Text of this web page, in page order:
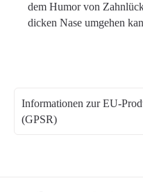
dem Humor von
dicken Nase umgehen
Informationen zur EU-
(GPSR)